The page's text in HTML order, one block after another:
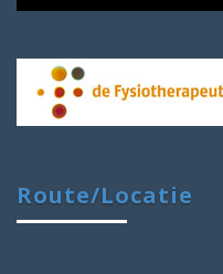
Route/Locatie